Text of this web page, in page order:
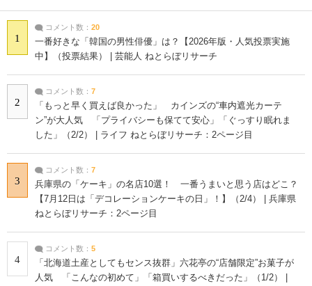
1
コメント数： 20
一番好きな「韓国の男性俳優」は？【2026年版・人気投票実施
中】（投票結果） | 芸能人 ねとらぼリサーチ
2
コメント数： 7
「もっと早く買えば良かった」 カインズの“車内遮光カーテ
ン”が大人気 「プライバシーも保てて安心」「ぐっすり眠れま
した」（2/2） | ライフ ねとらぼリサーチ：2ページ目
3
コメント数： 7
兵庫県の「ケーキ」の名店10選！ 一番うまいと思う店はどこ？
【7月12日は「デコレーションケーキの日」！】（2/4） | 兵庫県
ねとらぼリサーチ：2ページ目
4
コメント数： 5
「北海道土産としてもセンス抜群」六花亭の“店舗限定”お菓子が
人気 「こんなの初めて」「箱買いするべきだった」（1/2） |